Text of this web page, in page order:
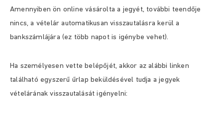
Amennyiben ön online vásárolta a jegyét, további teendője
nincs, a vételár automatikusan visszautalásra kerül a
bankszámlájára (ez több napot is igénybe vehet).
Ha személyesen vette belépőjét, akkor az alábbi linken
található egyszerű űrlap beküldésével tudja a jegyek
vételárának visszautalását igényelni: